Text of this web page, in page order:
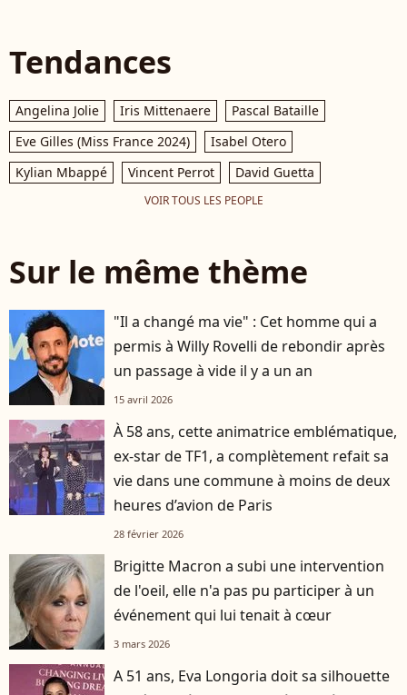
Tendances
Angelina Jolie Iris Mittenaere
Pascal Bataille
Eve Gilles (Miss France 2024)
Isabel Otero
Kylian Mbappé
Vincent Perrot David Guetta
VOIR TOUS LES PEOPLE
Sur le même thème
"Il a changé ma vie" : Cet homme qui a
permis à Willy Rovelli de rebondir après
un passage à vide il y a un an
15 avril 2026
À 58 ans, cette animatrice emblématique,
ex-star de TF1, a complètement refait sa
vie dans une commune à moins de deux
heures d’avion de Paris
28 février 2026
Brigitte Macron a subi une intervention
de l'oeil, elle n'a pas pu participer à un
événement qui lui tenait à cœur
3 mars 2026
A 51 ans, Eva Longoria doit sa silhouette